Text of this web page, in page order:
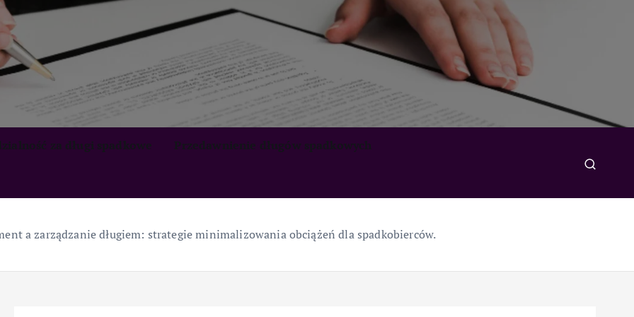
a zarządzanie długiem: strategie minimalizowania obciążeń dla spadkobierców.